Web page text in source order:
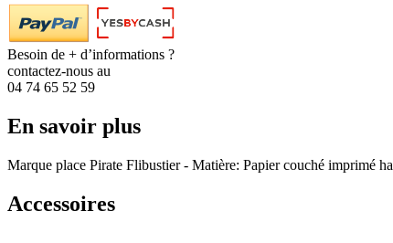
Besoin de + d’informations ?
contactez-nous au
04 74 65 52 59
En savoir plus
Marque place Pirate Flibustier - Matière: Papier couché imprimé
Accessoires